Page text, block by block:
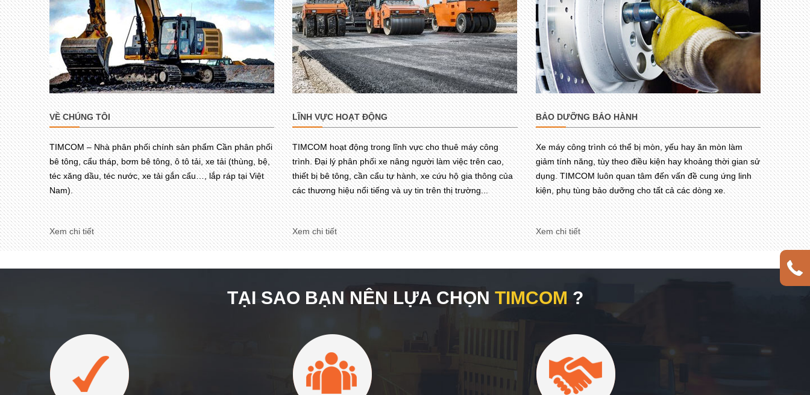
VỀ CHÚNG TÔI
TIMCOM – Nhà phân phối chính sản phẩm Cần phân phối
bê tông, cẩu tháp, bơm bê tông, ô tô tải, xe tải (thùng, bệ,
téc xăng dầu, téc nước, xe tải gắn cẩu…, lắp ráp tại Việt
Nam).
Xem chi tiết
LĨNH VỰC HOẠT ĐỘNG
TIMCOM hoạt động trong lĩnh vực cho thuê máy công
trình. Đại lý phân phối xe nâng người làm việc trên cao,
thiết bị bê tông, cần cẩu tự hành, xe cứu hộ gia thông của
các thương hiệu nổi tiếng và uy tin trên thị trường...
Xem chi tiết
BẢO DƯỠNG BẢO HÀNH
Xe máy công trình có thể bị mòn, yếu hay ăn mòn làm
giảm tính năng, tùy theo điều kiện hay khoảng thời gian sử
dụng. TIMCOM luôn quan tâm đến vấn đề cung ứng linh
kiện, phụ tùng bảo dưỡng cho tất cả các dòng xe.
Xem chi tiết
TẠI SAO BẠN NÊN LỰA CHỌN TIMCOM ?